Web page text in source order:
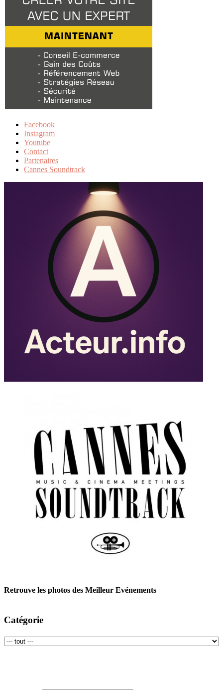
Facebook
Instagram
Youtube
Contact
Partenaires
Cannes Soundtrack
Retrouve les photos des Meilleur Evénements
Catégorie